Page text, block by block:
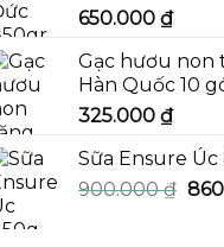
650.000 ₫
Gạc hươu non
Hàn Quốc 10
325.000 ₫
Sữa Ensure
900.000₫ Giá